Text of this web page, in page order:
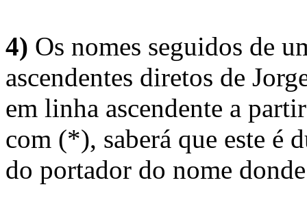
4) Os nomes seguidos de
ascendentes diretos de
em linha ascendente a
com (*), saberá que este é
do portador do nome